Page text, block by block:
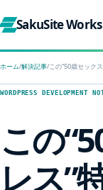
SakuSite Works
ホーム/解決記事/
WORDPRESS DEVELOPMENT
この
レス”